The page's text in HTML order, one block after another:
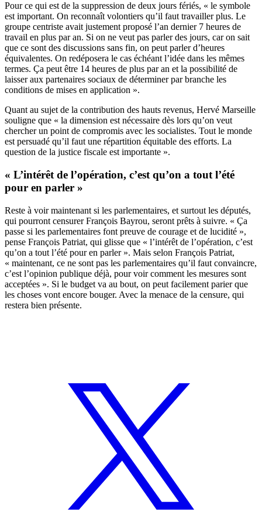
Pour ce qui est de la suppression de deux jours fériés, « le symbole
est important. On reconnaît volontiers qu’il faut travailler plus. Le
groupe centriste avait justement proposé l’an dernier 7 heures de
travail en plus par an. Si on ne veut pas parler des jours, car on sait
que ce sont des discussions sans fin, on peut parler d’heures
équivalentes. On redéposera le cas échéant l’idée dans les mêmes
termes. Ça peut être 14 heures de plus par an et la possibilité de
laisser aux partenaires sociaux de déterminer par branche les
conditions de mises en application ».
Quant au sujet de la contribution des hauts revenus, Hervé Marseille
souligne que « la dimension est nécessaire dès lors qu’on veut
chercher un point de compromis avec les socialistes. Tout le monde
est persuadé qu’il faut une répartition équitable des efforts. La
question de la justice fiscale est importante ».
« L’intérêt de l’opération, c’est qu’on a tout l’été
pour en parler »
Reste à voir maintenant si les parlementaires, et surtout les députés,
qui pourront censurer François Bayrou, seront prêts à suivre. « Ça
passe si les parlementaires font preuve de courage et de lucidité »,
pense François Patriat, qui glisse que « l’intérêt de l’opération, c’est
qu’on a tout l’été pour en parler ». Mais selon François Patriat,
« maintenant, ce ne sont pas les parlementaires qu’il faut convaincre,
c’est l’opinion publique déjà, pour voir comment les mesures sont
acceptées ». Si le budget va au bout, on peut facilement parier que
les choses vont encore bouger. Avec la menace de la censure, qui
restera bien présente.